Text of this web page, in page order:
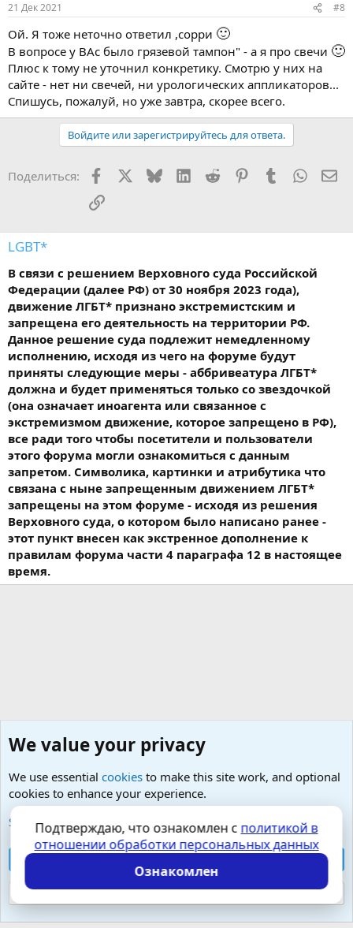
21 Дек 2021 #8
Ой. Я тоже неточно ответил ,сорри 🙂
В вопросе у ВАс было грязевой тампон" - а я про свечи 🙂
Плюс к тому не уточнил конкретику. Смотрю у них на
сайте - нет ни свечей, ни урологических аппликаторов...
Спишусь, пожалуй, но уже завтра, скорее всего.
Войдите или зарегистрируйтесь для ответа.
Поделиться: Facebook BlueskyLinkedIn
Reddit PinterestTumblr
Ссылка
LGBT*
В связи с решением Верховного суда Российской
Федерации (далее РФ) от 30 ноября 2023 года),
движение ЛГБТ* признано экстремистским и
запрещена его деятельность на территории РФ.
Данное решение суда подлежит немедленному
исполнению, исходя из чего на форуме будут
приняты следующие меры - аббривеатура ЛГБТ*
должна и будет применяться только со звездочкой
(она означает иноагента или связанное с
экстремизмом движение, которое запрещено в РФ),
все ради того чтобы посетители и пользователи
этого форума могли ознакомиться с данным
запретом. Символика, картинки и атрибутика что
связана с ныне запрещенным движением ЛГБТ*
запрещены на этом форуме - исходя из решения
Верховного суда, о котором было написано ранее -
этот пункт внесен как экстренное дополнение к
правилам форума части 4 параграфа 12 в настоящее
время.
Любые вопросы от Гостей - анонимно
Cookies
Russian (RU)
Условия и правила
Политика конфиденциальности
Помощь
S
S
Локализация отXenForo.Info
We value your privacy
We use essential cookies to make this site work, and optional
cookies to enhance your experience.
See further information and configure your preferences
Reject optional cookies
Подтверждаю, что ознакомлен с политикой в
отношении обработки персональных данных
Ознакомлен